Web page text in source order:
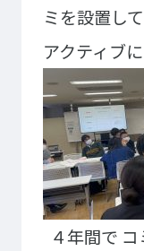
皆さまへ
テクノスカ
卒後ビジョン
4つの学びのプラ
大学コース
学院のご
建学の精神・学
ミを設置して
アクティブに
４年間で